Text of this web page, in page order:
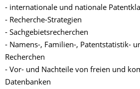
- internationale und nationale
- Recherche-Strategien
- Sachgebietsrecherchen
- Namens-, Familien-, Patentstatistik-
Recherchen
- Vor- und Nachteile von freien und
Datenbanken